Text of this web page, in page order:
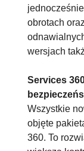
obrotach
wersjach
Services
Wszystkie
objęte
360. To